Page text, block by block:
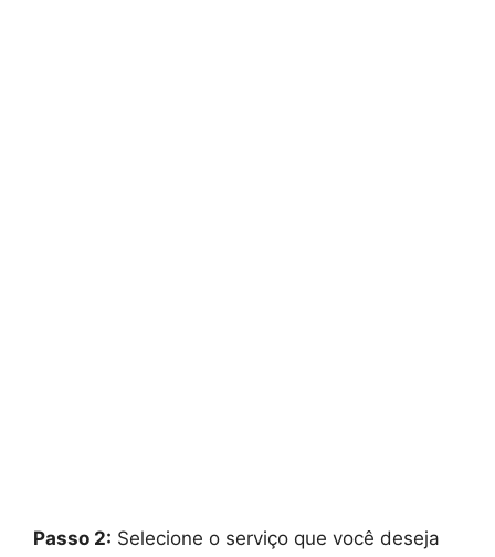
Passo 2: Selecione o serviço que você deseja